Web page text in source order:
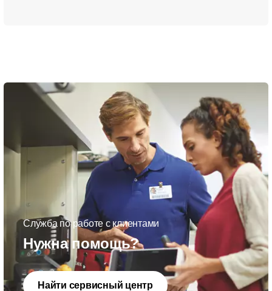
Служба по работе с клиентами
Нужна помощь?
Найти сервисный центр